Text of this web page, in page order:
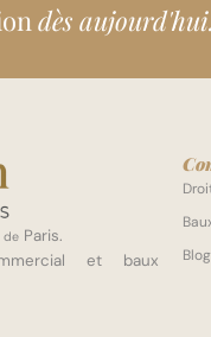
dès aujourd'hui.
de Paris.
et baux